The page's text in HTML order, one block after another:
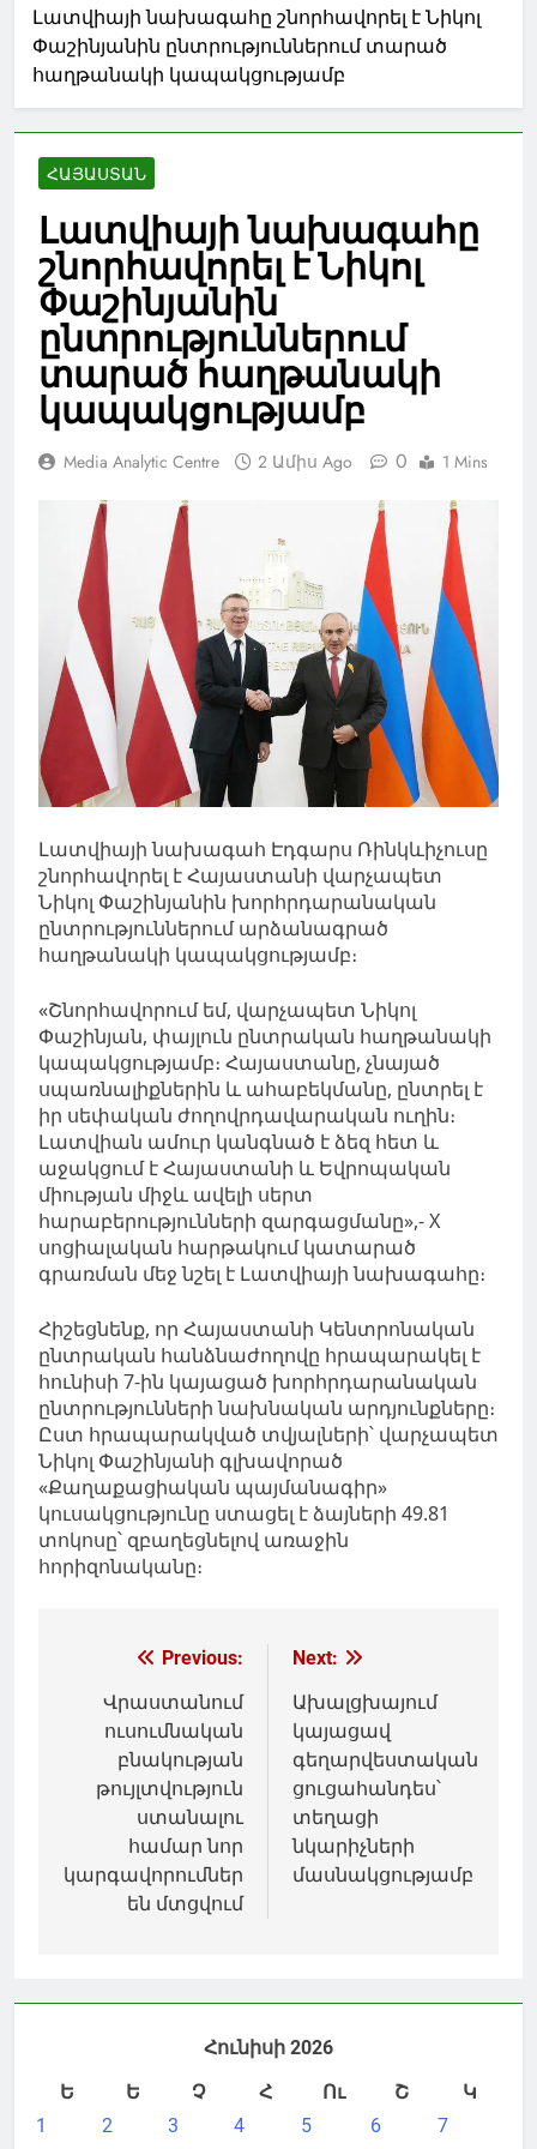
Լատվիայի նախագահը շնորհավորել է Նիկոլ
Փաշինյանին ընտրություններում տարած
հաղթանակի կապակցությամբ
ՀԱՅԱՍՏԱՆ
Լատվիայի նախագահը
շնորհավորել է Նիկոլ
Փաշինյանին
ընտրություններում
տարած հաղթանակի
կապակցությամբ
Media Analytic Centre 2 Ամիս Ago 0 1 Mins
Լատվիայի նախագահ Էդգարս Ռինկևիչուսը
շնորհավորել է Հայաստանի վարչապետ
Նիկոլ Փաշինյանին խորհրդարանական
ընտրություններում արձանագրած
հաղթանակի կապակցությամբ։
«Շնորհավորում եմ, վարչապետ Նիկոլ
Փաշինյան, փայլուն ընտրական հաղթանակի
կապակցությամբ։ Հայաստանը, չնայած
սպառնալիքներին և ահաբեկմանը, ընտրել է
իր սեփական ժողովրդավարական ուղին։
Լատվիան ամուր կանգնած է ձեզ հետ և
աջակցում է Հայաստանի և Եվրոպական
միության միջև ավելի սերտ
հարաբերությունների զարգացմանը»,- X
սոցիալական հարթակում կատարած
գրառման մեջ նշել է Լատվիայի նախագահը։
Հիշեցնենք, որ Հայաստանի Կենտրոնական
ընտրական հանձնաժողովը հրապարակել է
հունիսի 7-ին կայացած խորհրդարանական
ընտրությունների նախնական արդյունքները։
Ըստ հրապարակված տվյալների՝ վարչապետ
Նիկոլ Փաշինյանի գլխավորած
«Քաղաքացիական պայմանագիր»
կուսակցությունը ստացել է ձայների 49.81
տոկոսը՝ զբաղեցնելով առաջին
հորիզոնականը։
Գրառումների
նավարկումը
Previous:
Վրաստանում
ուսումնական
բնակության
թույլտվություն
ստանալու
համար նոր
կարգավորումներ
են մտցվում
Next:
Ախալցխայում
կայացավ
գեղարվեստական
ցուցահանդես՝
տեղացի
նկարիչների
մասնակցությամբ
Հունիսի 2026
Ե
Ե Չ Հ Ու Շ
Կ
1
2 3 4 5 6
7